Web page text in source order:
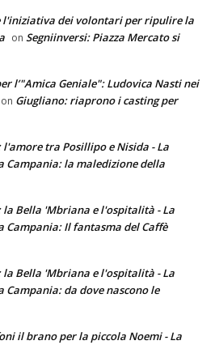
l'iniziativa dei volontari per ripulire la
on Segniinversi: Piazza Mercato si
l’"Amica Geniale": Ludovica Nasti nei
on Giugliano: riaprono i casting per
l'amore tra Posillipo e Nisida - La
Campania: la maledizione della
la Bella 'Mbriana e l'ospitalità - La
Campania: Il fantasma del Caffè
la Bella 'Mbriana e l'ospitalità - La
Campania: da dove nascono le
il brano per la piccola Noemi - La